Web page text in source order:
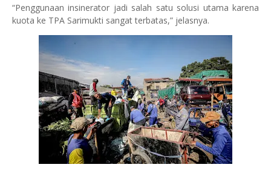
“Penggunaan insinerator jadi salah satu solusi utama karena
kuota ke TPA Sarimukti sangat terbatas,” jelasnya.